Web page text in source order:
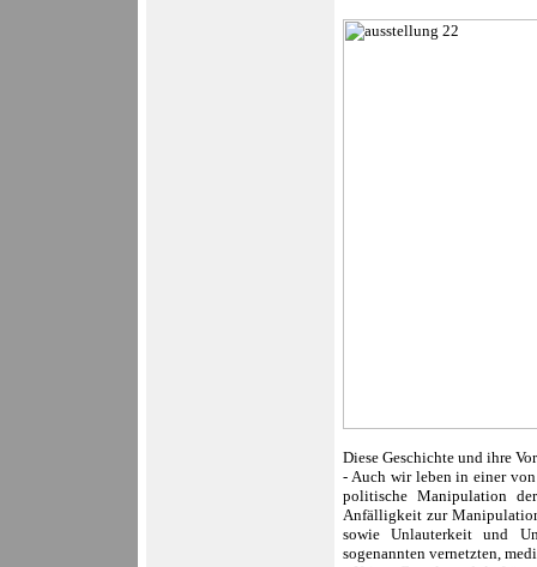
Diese Geschichte und ihre
- Auch wir leben in einer
politische Manipulation
Anfälligkeit zur
sowie Unlauterkeit und
sogenannten vernetzten,